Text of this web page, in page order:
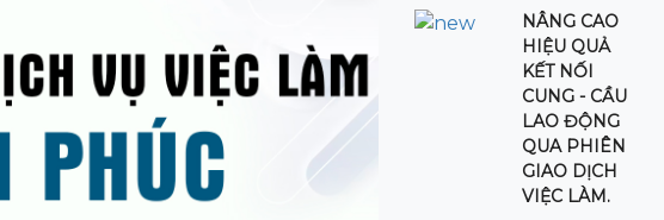
NÂNG CAO
HIỆU QUẢ
KẾT NỐI
CUNG - CẦU
LAO ĐỘNG
QUA PHIÊN
GIAO DỊCH
VIỆC LÀM.